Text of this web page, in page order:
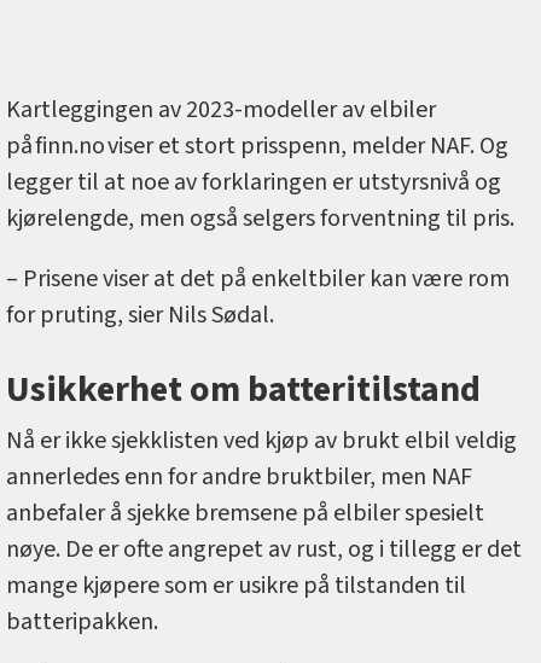
Kartleggingen av 2023-modeller av elbiler
på finn.no viser et stort prisspenn, melder NAF. Og
legger til at noe av forklaringen er utstyrsnivå og
kjørelengde, men også selgers forventning til pris.
– Prisene viser at det på enkeltbiler kan være rom
for pruting, sier Nils Sødal.
Usikkerhet om batteritilstand
Nå er ikke sjekklisten ved kjøp av brukt elbil veldig
annerledes enn for andre bruktbiler, men NAF
anbefaler å sjekke bremsene på elbiler spesielt
nøye. De er ofte angrepet av rust, og i tillegg er det
mange kjøpere som er usikre på tilstanden til
batteripakken.